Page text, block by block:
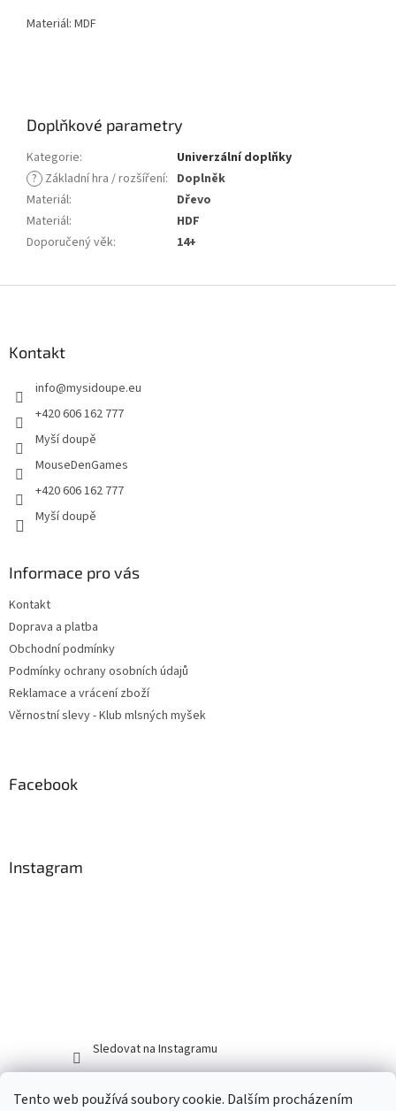
Tento web používá soubory cookie. Dalším procházením
Materiál: MDF
Doplňkové parametry
Kategorie:
Univerzální doplňky
? Základní hra / rozšíření: Doplněk
Materiál:
Dřevo
Materiál:
HDF
Doporučený věk: 14+
Kontakt
info@mysidoupe.eu
+420 606 162 777
Myší doupě
MouseDenGames
+420 606 162 777
Myší doupě
Informace pro vás
Kontakt
Doprava a platba
Obchodní podmínky
Podmínky ochrany osobních údajů
Reklamace a vrácení zboží
Věrnostní slevy - Klub mlsných myšek
Facebook
Instagram
Sledovat na Instagramu